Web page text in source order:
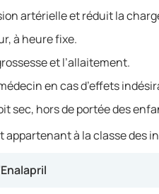
artérielle et réduit la
à heure fixe.
et l’allaitement.
en cas d’effets
sec, hors de portée des
à la classe des